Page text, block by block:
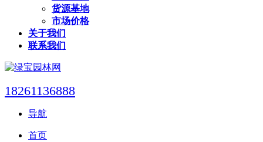
货源基地
市场价格
关于我们
联系我们
18261136888
导航
首页